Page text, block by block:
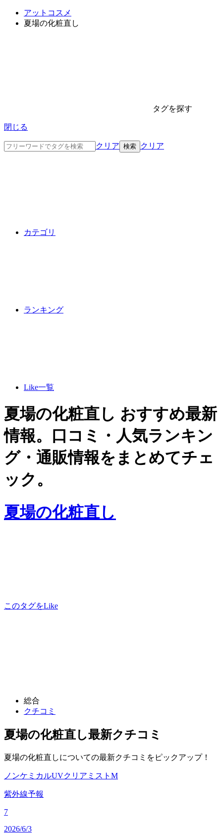
アットコスメ
夏場の化粧直し
タグを探す
閉じる
クリア クリア
カテゴリ
ランキング
Like一覧
夏場の化粧直し おすすめ最新
情報。口コミ・人気ランキン
グ・通販情報をまとめてチェ
ック。
夏場の化粧直し
このタグをLike
総合
クチコミ
夏場の化粧直し最新クチコミ
夏場の化粧直しについての最新クチコミをピックアップ！
ノンケミカルUVクリアミストM
紫外線予報
7
2026/6/3